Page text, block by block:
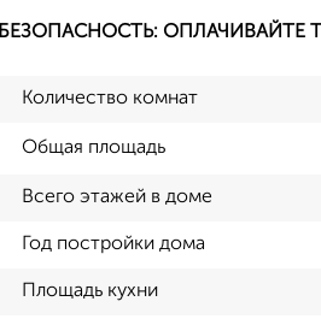
БЕЗОПАСНОСТЬ: ОПЛАЧИВАЙТЕ
Количество комнат
Общая площадь
Всего этажей в доме
Год постройки дома
Площадь кухни